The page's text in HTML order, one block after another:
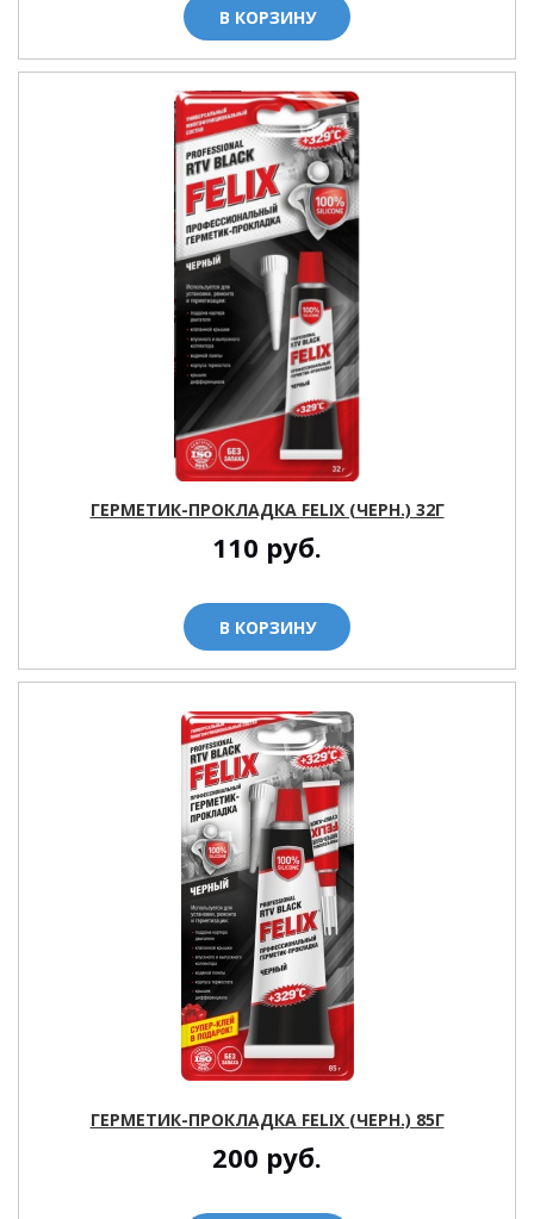
В КОРЗИНУ
ГЕРМЕТИК-ПРОКЛАДКА FELIX (ЧЕРН.) 32Г
110 руб.
В КОРЗИНУ
ГЕРМЕТИК-ПРОКЛАДКА FELIX (ЧЕРН.) 85Г
200 руб.